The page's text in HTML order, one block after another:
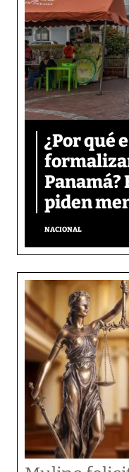
¿Por qué
Panamá?
piden
NACIONAL